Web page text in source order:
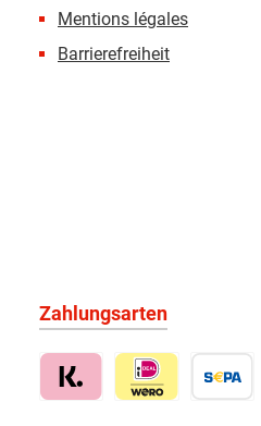
Mentions légales
Barrierefreiheit
Zahlungsarten